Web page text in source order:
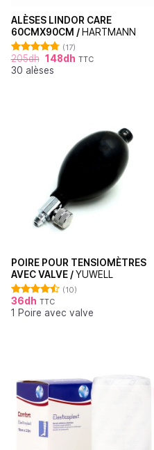
ALÈSES LINDOR CARE
60CMX90CM /HARTMANN
Note4.76
sur 5
(17)
205dh 148dh TTC
30 alèses
POIRE POUR TENSIOMÈTRES
AVEC VALVE /YUWELL
Note4.50
sur 5
(10)
36dh TTC
1 Poire avec valve